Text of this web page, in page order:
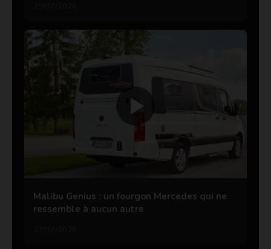
Malibu Genius : un fourgon Mercedes qui ne
ressemble à aucun autre